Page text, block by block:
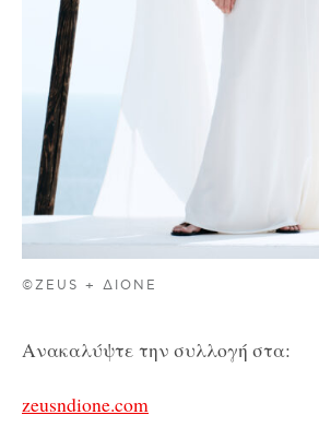
©ZEUS + ΔIONE
Ανακαλύψτε την συλλογή στα:
zeusndione.com